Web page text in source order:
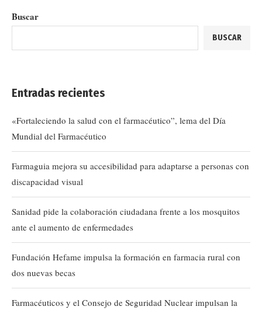
Buscar
BUSCAR
Entradas recientes
«Fortaleciendo la salud con el farmacéutico”, lema del Día
Mundial del Farmacéutico
Farmaguia mejora su accesibilidad para adaptarse a personas con
discapacidad visual
Sanidad pide la colaboración ciudadana frente a los mosquitos
ante el aumento de enfermedades
Fundación Hefame impulsa la formación en farmacia rural con
dos nuevas becas
Farmacéuticos y el Consejo de Seguridad Nuclear impulsan la